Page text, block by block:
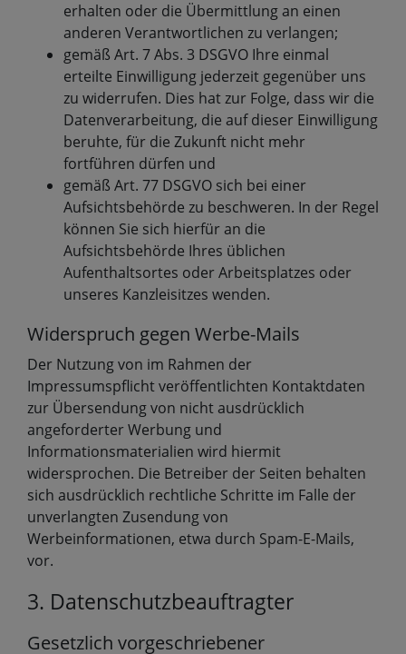
erhalten oder die Übermittlung an einen
anderen Verantwortlichen zu verlangen;
gemäß Art. 7 Abs. 3 DSGVO Ihre einmal
erteilte Einwilligung jederzeit gegenüber uns
zu widerrufen. Dies hat zur Folge, dass wir die
Datenverarbeitung, die auf dieser Einwilligung
beruhte, für die Zukunft nicht mehr
fortführen dürfen und
gemäß Art. 77 DSGVO sich bei einer
Aufsichtsbehörde zu beschweren. In der Regel
können Sie sich hierfür an die
Aufsichtsbehörde Ihres üblichen
Aufenthaltsortes oder Arbeitsplatzes oder
unseres Kanzleisitzes wenden.
Widerspruch gegen Werbe-Mails
Der Nutzung von im Rahmen der
Impressumspflicht veröffentlichten Kontaktdaten
zur Übersendung von nicht ausdrücklich
angeforderter Werbung und
Informationsmaterialien wird hiermit
widersprochen. Die Betreiber der Seiten behalten
sich ausdrücklich rechtliche Schritte im Falle der
unverlangten Zusendung von
Werbeinformationen, etwa durch Spam-E-Mails,
vor.
3. Datenschutzbeauftragter
Gesetzlich vorgeschriebener